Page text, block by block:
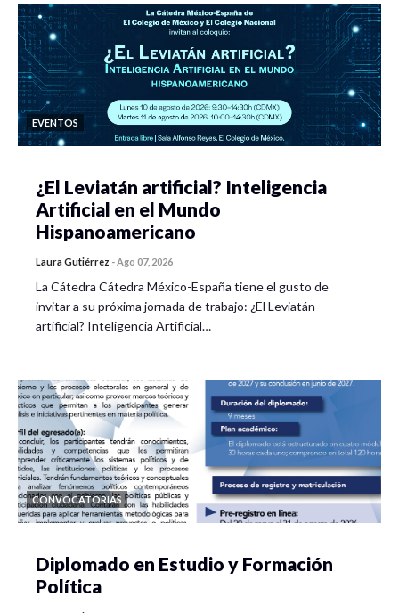
EVENTOS
¿El Leviatán artificial? Inteligencia
Artificial en el Mundo
Hispanoamericano
Laura Gutiérrez -Ago 07, 2026
La Cátedra Cátedra México-España tiene el gusto de
invitar a su próxima jornada de trabajo: ¿El Leviatán
artificial? Inteligencia Artificial…
CONVOCATORIAS
Diplomado en Estudio y Formación
Política